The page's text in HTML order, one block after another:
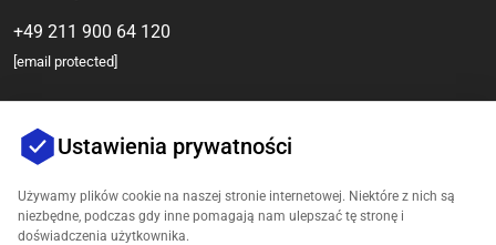
+49 211 900 64 120
[email protected]
Ustawienia prywatności
Używamy plików cookie na naszej stronie internetowej. Niektóre z nich są
niezbędne, podczas gdy inne pomagają nam ulepszać tę stronę i
doświadczenia użytkownika.